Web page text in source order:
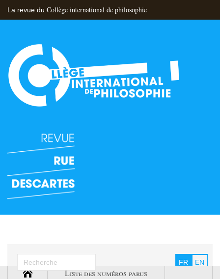
La revue du Collège international de philosophie
FR EN
Liste des numéros parus